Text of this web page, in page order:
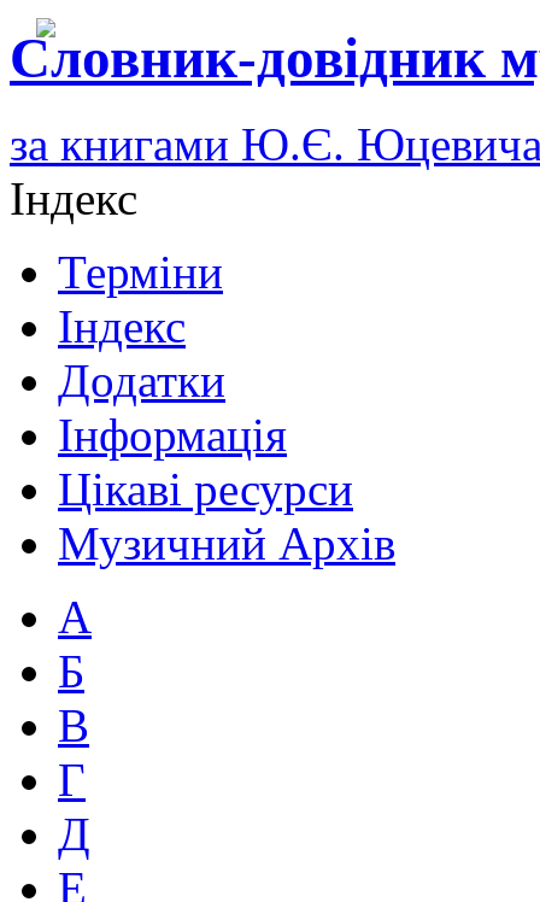
Словник-довідник
за книгами Ю.Є.
Індекс
Терміни
Індекс
Додатки
Інформація
Цікаві ресурси
Музичний Архів
А
Б
В
Г
Д
Е